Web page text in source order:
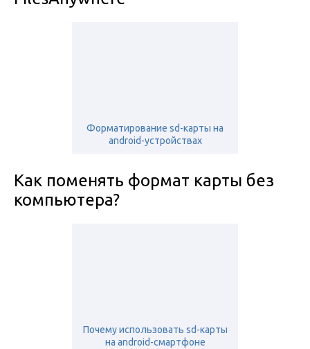
Форматирование sd-карты на
android-устройствах
Как поменять формат карты без
компьютера?
Почему использовать sd-карты
на android-смартфоне